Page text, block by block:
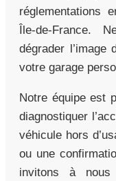
réglementations
Île-de-France.
dégrader l’image
votre garage
Notre équipe est
diagnostiquer
véhicule hors
ou une
invitons à nous